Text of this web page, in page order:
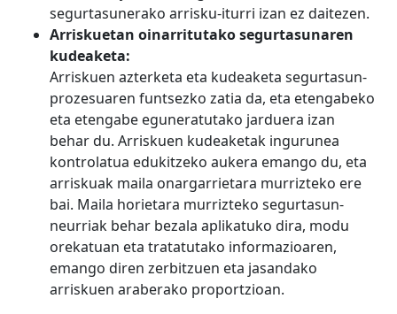
segurtasunerako arrisku-iturri izan ez daitezen.
Arriskuetan oinarritutako segurtasunaren
kudeaketa:
Arriskuen azterketa eta kudeaketa segurtasun-
prozesuaren funtsezko zatia da, eta etengabeko
eta etengabe eguneratutako jarduera izan
behar du. Arriskuen kudeaketak ingurunea
kontrolatua edukitzeko aukera emango du, eta
arriskuak maila onargarrietara murrizteko ere
bai. Maila horietara murrizteko segurtasun-
neurriak behar bezala aplikatuko dira, modu
orekatuan eta tratatutako informazioaren,
emango diren zerbitzuen eta jasandako
arriskuen araberako proportzioan.